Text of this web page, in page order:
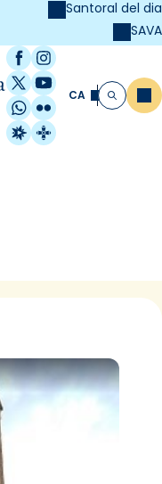
Santoral del dia
SAVA
Facebook
Instagram
X / Twitter
YouTube
WhatsApp
Flickr
Radio Estel
Catalunya
CA Cerca